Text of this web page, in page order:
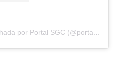
Uma publicação compartilhada por Portal SGC (@portalsgc)